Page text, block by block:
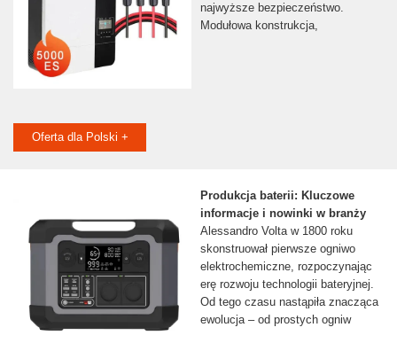
najwyższe bezpieczeństwo.
Modułowa konstrukcja,
Oferta dla Polski +
Produkcja baterii: Kluczowe
informacje i nowinki w branży
Alessandro Volta w 1800 roku
skonstruował pierwsze ogniwo
elektrochemiczne, rozpoczynając
erę rozwoju technologii bateryjnej.
Od tego czasu nastąpiła znacząca
ewolucja – od prostych ogniw